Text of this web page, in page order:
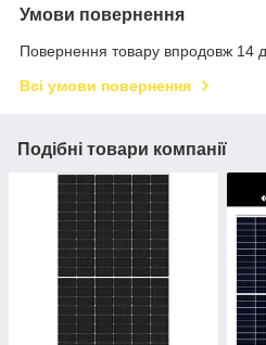
Умови повернення
Повернення товару впродовж 14
Всі умови повернення
Подібні товари компанії